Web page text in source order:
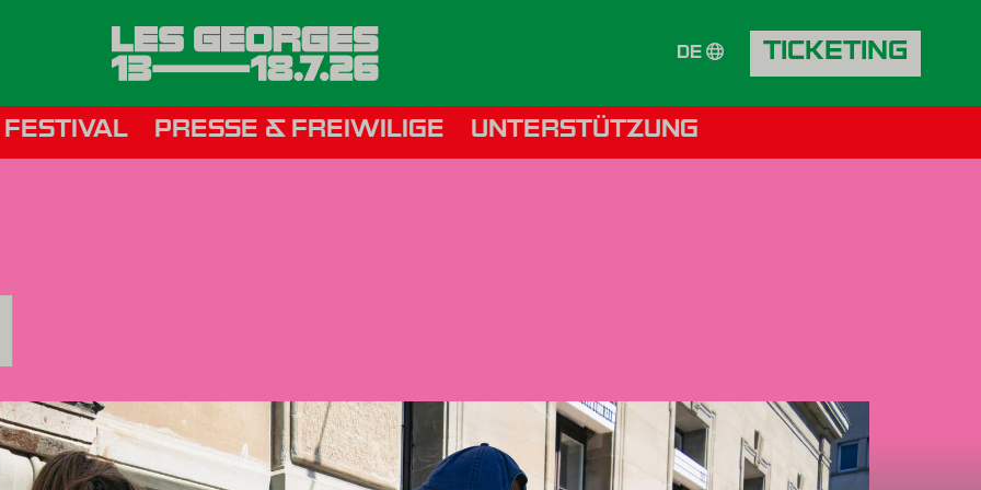
DE TICKETING
PRESSE & FREIWILIGE UNTERSTÜTZUNG